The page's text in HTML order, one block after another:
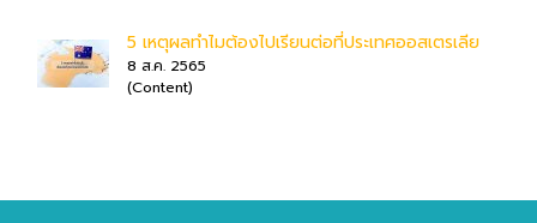
5 เหตุผลทำไมต้องไปเรียนต่อที่ประเทศออสเตรเลีย
8 ส.ค. 2565
(Content)